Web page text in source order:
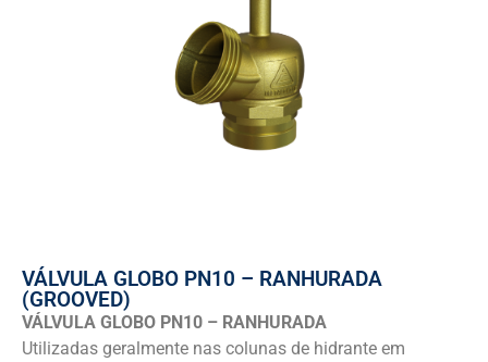
VÁLVULA GLOBO PN10 – RANHURADA
(GROOVED)
VÁLVULA GLOBO PN10 – RANHURADA
Utilizadas geralmente nas colunas de hidrante em